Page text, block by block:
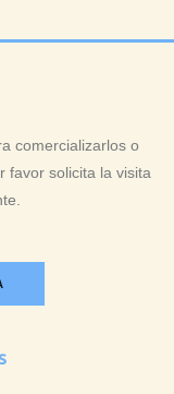
comercializarlos o
favor solicita la visita